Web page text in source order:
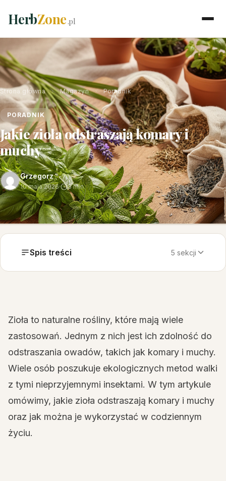
HerbZone.pl
Strona główna › Magazyn › Poradnik
PORADNIK
Jakie zioła odstraszają komary i
muchy
Grzegorz
10 maja 2026· 3 min
Spis treści 5 sekcji
Zioła to naturalne rośliny, które mają wiele
zastosowań. Jednym z nich jest ich zdolność do
odstraszania owadów, takich jak komary i muchy.
Wiele osób poszukuje ekologicznych metod walki
z tymi nieprzyjemnymi insektami. W tym artykule
omówimy, jakie zioła odstraszają komary i muchy
oraz jak można je wykorzystać w codziennym
życiu.